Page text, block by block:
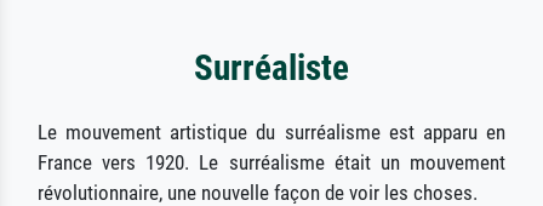
Surréaliste
Le mouvement artistique du surréalisme est apparu en
France vers 1920. Le surréalisme était un mouvement
révolutionnaire, une nouvelle façon de voir les choses.